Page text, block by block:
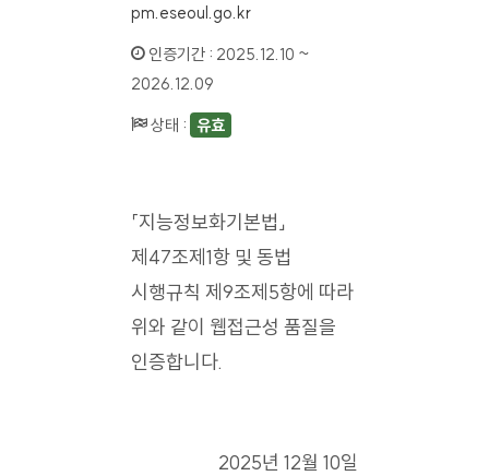
pm.eseoul.go.kr
인증기간 : 2025.12.10 ~
2026.12.09
상태 : 유효
「지능정보화기본법」
제47조제1항 및 동법
시행규칙 제9조제5항에 따라
위와 같이 웹접근성 품질을
인증합니다.
2025년 12월 10일